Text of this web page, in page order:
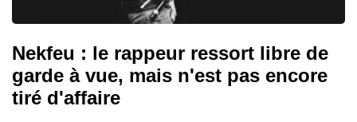
Nekfeu : le rappeur ressort libre de
garde à vue, mais n'est pas encore
tiré d'affaire